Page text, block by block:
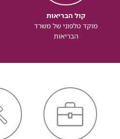
קול הבריאות
מוקד טלפוני של משרד
הבריאות